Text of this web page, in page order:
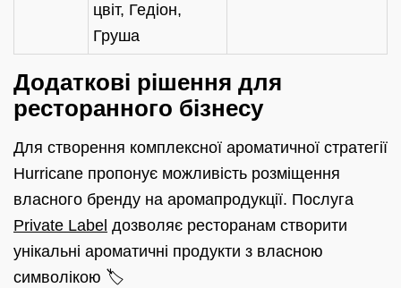
цвіт, Гедіон,
Груша
Додаткові рішення для
ресторанного бізнесу
Для створення комплексної ароматичної стратегії
Hurricane пропонує можливість розміщення
власного бренду на аромапродукції. Послуга
Private Label дозволяє ресторанам створити
унікальні ароматичні продукти з власною
символікою 🏷️